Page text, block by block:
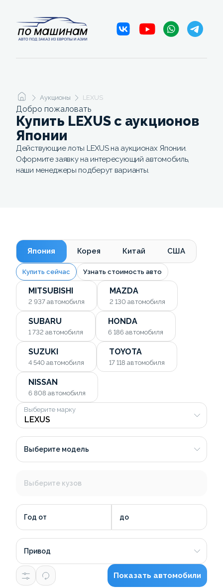
Аукционы LEXUS
Добро пожаловать
Купить LEXUS c аукционов
Японии
Действующие лоты LEXUS на аукционах Японии.
Оформите заявку на интересующий автомобиль,
наши менеджеры подберут варианты.
Япония Корея Китай США
Купить сейчас Узнать стоимость авто
MITSUBISHI
2 937 автомобиля
MAZDA
2 130 автомобиля
SUBARU
1 732 автомобиля
HONDA
6 186 автомобиля
SUZUKI
4 540 автомобиля
TOYOTA
17 118 автомобиля
NISSAN
6 808 автомобиля
Выберите марку
Выберите модель
Выберите кузов
Год от до
Привод
Показать автомобили